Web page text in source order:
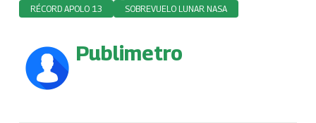
RÉCORD APOLO 13
SOBREVUELO LUNAR NASA
Publimetro